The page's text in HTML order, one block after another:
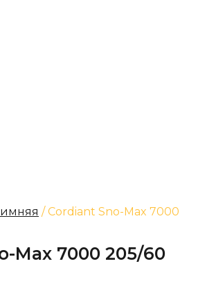
/ Cordiant Sno-Max 7000
Max 7000 205/60